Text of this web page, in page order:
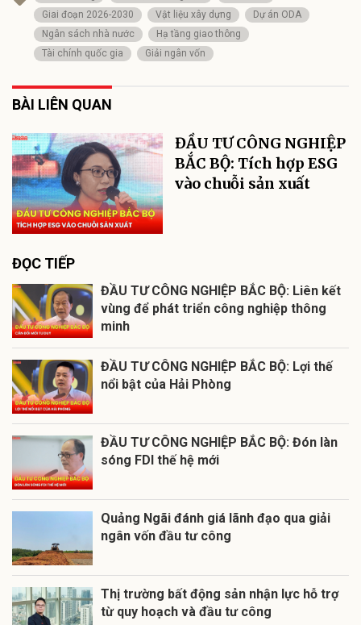
Giai đoạn 2026-2030
Vật liệu xây dựng
Dự án ODA
Ngân sách nhà nước
Hạ tầng giao thông
Tài chính quốc gia
Giải ngân vốn
BÀI LIÊN QUAN
ĐẦU TƯ CÔNG NGHIỆP
BẮC BỘ: Tích hợp ESG
vào chuỗi sản xuất
ĐỌC TIẾP
ĐẦU TƯ CÔNG NGHIỆP BẮC BỘ: Liên kết
vùng để phát triển công nghiệp thông
minh
ĐẦU TƯ CÔNG NGHIỆP BẮC BỘ: Lợi thế
nổi bật của Hải Phòng
ĐẦU TƯ CÔNG NGHIỆP BẮC BỘ: Đón làn
sóng FDI thế hệ mới
Quảng Ngãi đánh giá lãnh đạo qua giải
ngân vốn đầu tư công
Thị trường bất động sản nhận lực hỗ trợ
từ quy hoạch và đầu tư công